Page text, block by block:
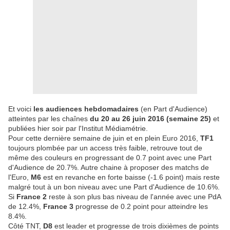
Et voici les audiences hebdomadaires (en Part d'Audience)
atteintes par les chaînes du 20 au 26 juin 2016 (semaine 25) et
publiées hier soir par l'Institut Médiamétrie.
Pour cette dernière semaine de juin et en plein Euro 2016, TF1
toujours plombée par un access très faible, retrouve tout de
même des couleurs en progressant de 0.7 point avec une Part
d'Audience de 20.7%. Autre chaine à proposer des matchs de
l'Euro, M6 est en revanche en forte baisse (-1.6 point) mais reste
malgré tout à un bon niveau avec une Part d'Audience de 10.6%.
Si France 2 reste à son plus bas niveau de l'année avec une PdA
de 12.4%, France 3 progresse de 0.2 point pour atteindre les
8.4%.
Côté TNT, D8 est leader et progresse de trois dixièmes de points